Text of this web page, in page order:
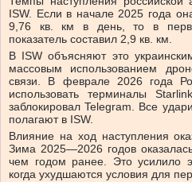
ISW. Если в начале 2025 года
9,76 кв. км в день, то в
показатель составил 2,9 кв. км.
В ISW объясняют это
массовым использованием
связи. В феврале 2026 года
использовать терминалы
заблокировал Telegram. Все
полагают в ISW.
Влияние на ход наступления
Зима 2025—2026 годов
чем годом ранее. Это усилило
когда ухудшаются условия для